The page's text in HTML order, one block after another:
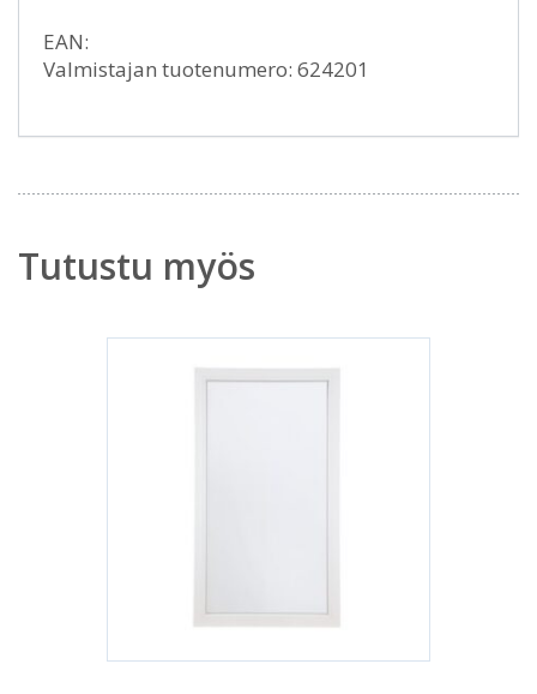
EAN:
Valmistajan tuotenumero: 624201
Tutustu myös